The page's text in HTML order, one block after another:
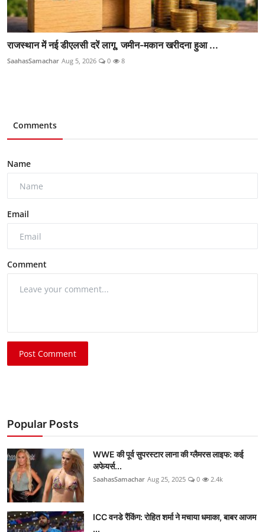
राजस्थान में नई डीएलसी दरें लागू, जमीन-मकान खरीदना हुआ ...
SaahasSamachar Aug 5, 2026 0 8
Comments
Name
Email
Comment
Post Comment
Popular Posts
WWE की पूर्व सुपरस्टार लाना की ग्लैमरस लाइफ: कई
अफेयर्स...
SaahasSamachar Aug 25, 2025 0 2.4k
ICC वनडे रैंकिंग: रोहित शर्मा ने मचाया धमाका, बाबर आजम
...